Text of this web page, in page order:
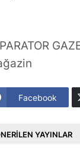
Facebook
YAYINLAR